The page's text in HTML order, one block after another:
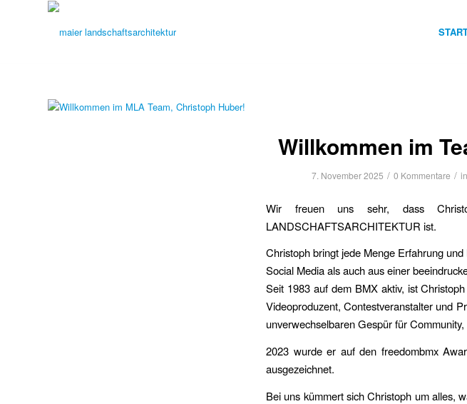
Willkommen im
7. November 2025 / 0 Kommentare / in
Wir freuen uns sehr, dass
LANDSCHAFTSARCHITEKTUR ist.
Christoph bringt jede Menge Erfahrung
Social Media als auch aus einer
Seit 1983 auf dem BMX aktiv, ist
Videoproduzent, Contestveranstalter und
unverwechselbaren Gespür für
2023 wurde er auf den freedombmx
ausgezeichnet.
Bei uns kümmert sich Christoph um alles,